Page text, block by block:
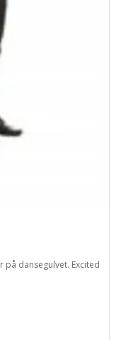
på dansegulvet. Excited